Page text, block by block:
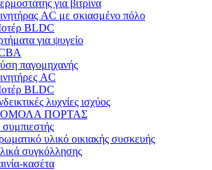
για βιτρίνα
AC με σκιασμένο πόλο
BLDC
για ψυγείο
παγομηχανής
AC
BLDC
λυχνίες ισχύος
ΠΟΡΤΑΣ
υλικό οικιακής συσκευής
συγκόλλησης
κασέτα